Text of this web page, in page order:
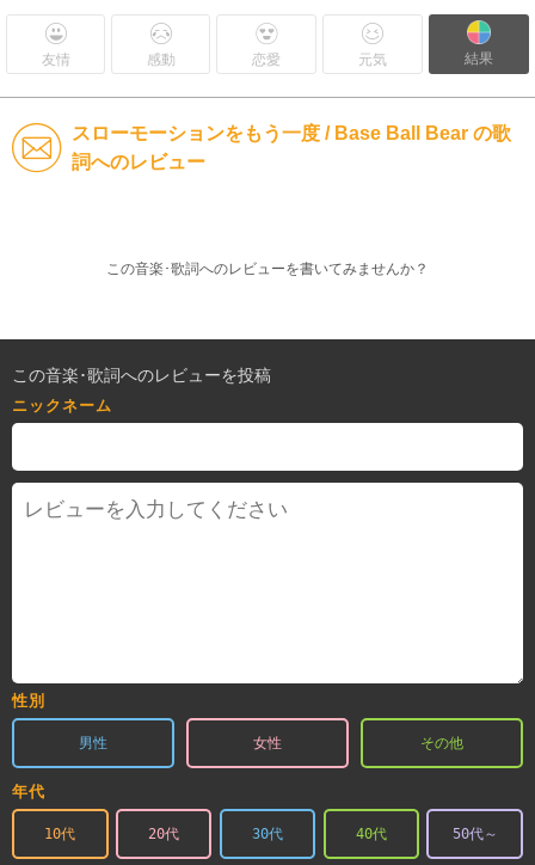
友情 感動 恋愛 元気 結果
スローモーションをもう一度 / Base Ball Bear の歌
詞へのレビュー
この音楽･歌詞へのレビューを書いてみませんか？
この音楽･歌詞へのレビューを投稿
ニックネーム
性別
男性 女性 その他
年代
10代 20代 30代 40代 50代～